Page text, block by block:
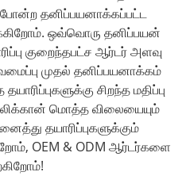
தனிப்பயனாக்கப்பட்ட
ஒவ்வொரு தனிப்பயன்
குறைந்தபட்ச ஆர்டர் அளவு
முதல் தனிப்பயனாக்கம்
சிறந்த மதிப்பு
மொத்த விலையையும்
தயாரிப்புகளுக்கும்
OEM & ODM ஆர்டர்களை